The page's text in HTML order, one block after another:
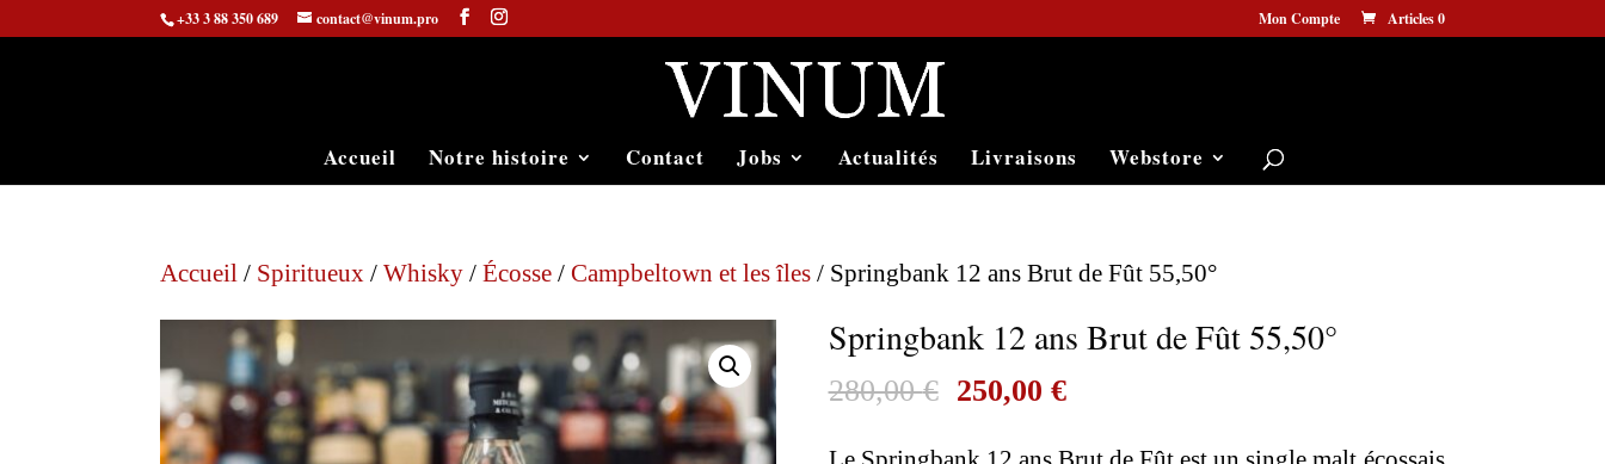
+33 3 88 350 689 contact@vinum.pro Mon Compte Articles 0
Accueil Notre histoire Contact Jobs Actualités Livraisons Webstore
Accueil / Spiritueux /Whisky /Écosse /Campbeltown et les îles / Springbank 12 ans Brut de Fût 55,50°
Springbank 12 ans Brut de Fût 55,50°
280,00€ Le
250,00 €Le